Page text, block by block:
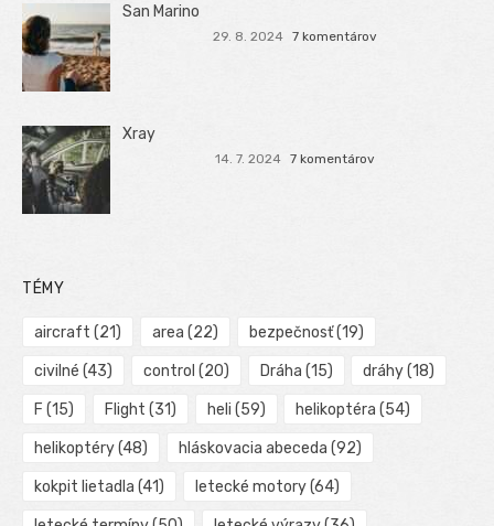
San Marino
29. 8. 2024 7 komentárov
Xray
14. 7. 2024 7 komentárov
TÉMY
aircraft (21) area (22) bezpečnosť(19)
civilné (43) control (20) Dráha (15) dráhy(18)
F (15) Flight (31) heli (59) helikoptéra (54)
helikoptéry(48) hláskovacia abeceda (92)
kokpit lietadla (41) letecké motory(64)